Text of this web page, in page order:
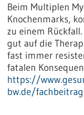
Beim Multiplen
Knochenmarks,
zu einem
gut auf die
fast immer
fatalen
https://
bw.de/